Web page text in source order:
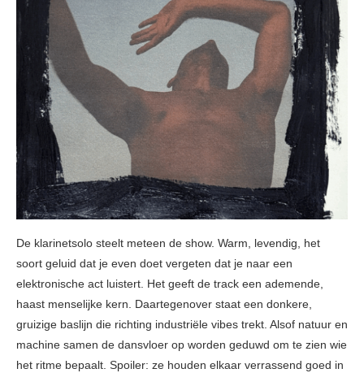
De klarinetsolo steelt meteen de show. Warm, levendig, het
soort geluid dat je even doet vergeten dat je naar een
elektronische act luistert. Het geeft de track een ademende,
haast menselijke kern. Daartegenover staat een donkere,
gruizige baslijn die richting industriële vibes trekt. Alsof natuur en
machine samen de dansvloer op worden geduwd om te zien wie
het ritme bepaalt. Spoiler: ze houden elkaar verrassend goed in